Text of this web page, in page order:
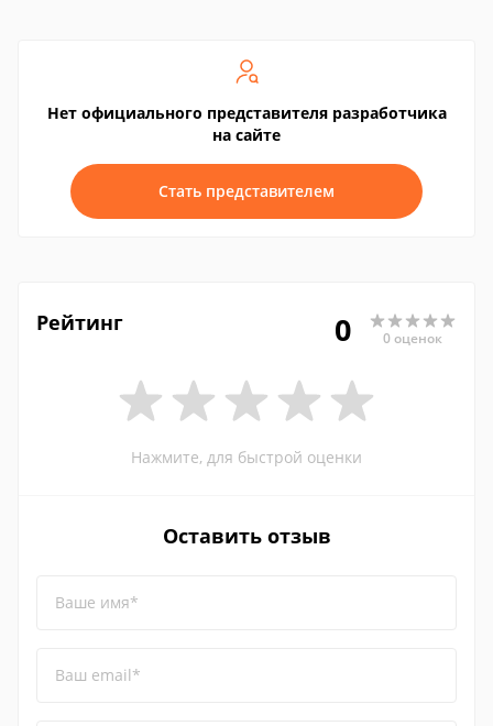
Нет официального представителя разработчика
на сайте
Стать представителем
Рейтинг 0 0 оценок
Нажмите, для быстрой оценки
Оставить отзыв
Ваше имя*
Ваш email*